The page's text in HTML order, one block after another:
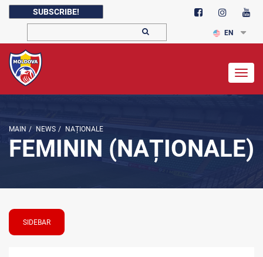
SUBSCRIBE!
EN
MAIN / NEWS / NAȚIONALE
FEMININ (NAȚIONALE)
SIDEBAR